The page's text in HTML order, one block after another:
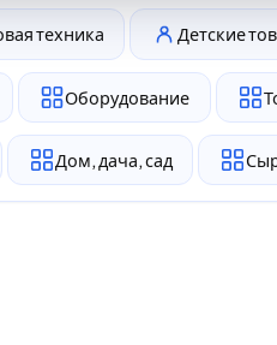
техника Детские
Оборудование
Дом, дача, сад